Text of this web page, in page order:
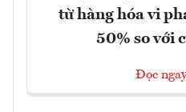
từ hàng hóa vi
50% so với
Đọc